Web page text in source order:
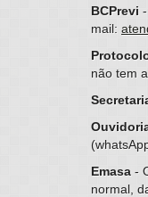
BCPrevi
mail:
não tem
Emasa -
normal,